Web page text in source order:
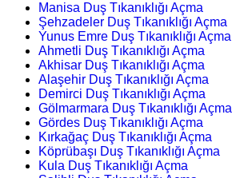
Manisa Duş Tıkanıklığı Açma
Şehzadeler Duş Tıkanıklığı Açma
Yunus Emre Duş Tıkanıklığı Açma
Ahmetli Duş Tıkanıklığı Açma
Akhisar Duş Tıkanıklığı Açma
Alaşehir Duş Tıkanıklığı Açma
Demirci Duş Tıkanıklığı Açma
Gölmarmara Duş Tıkanıklığı Açma
Gördes Duş Tıkanıklığı Açma
Kırkağaç Duş Tıkanıklığı Açma
Köprübaşı Duş Tıkanıklığı Açma
Kula Duş Tıkanıklığı Açma